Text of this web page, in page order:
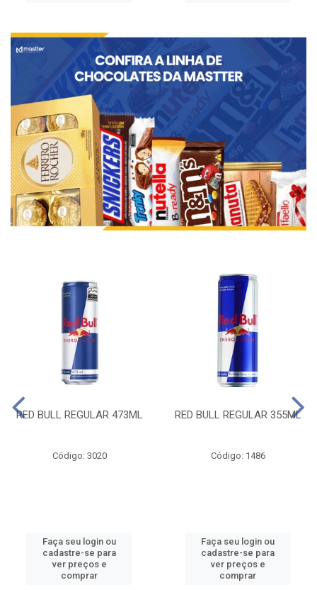
RED BULL REGULAR 473ML
Código: 3020
Faça seu login ou
cadastre-se para
ver preços e
comprar
RED BULL REGULAR 355ML
Código: 1486
Faça seu login ou
cadastre-se para
ver preços e
comprar